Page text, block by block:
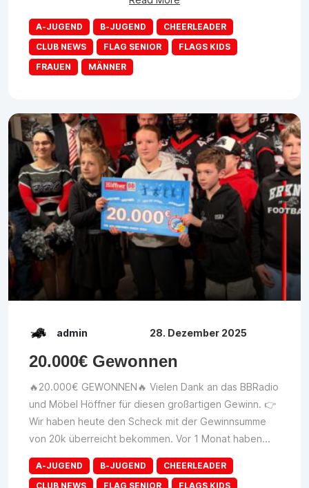
A-JUGEND B-JUGEND
CHEERLEADER
CLUB NEWS
FLAG SENIOR
FLAGS KIDS
FRAUEN
MÄNNER
admin 28. Dezember 2025
20.000€ Gewonnen
🔥20.000€ GEWONNEN🔥 Vielen Dank an das BBRadio
und Möbel Höffner für diesen großartigen Gewinn. 👉
Wir haben heute den Scheck mit der Gewinnsumme
von 20k überreicht bekommen. Vor 1 Monat haben...
A-JUGEND B-JUGEND
CHEERLEADER
CLUB NEWS
FLAG SENIOR FLAGS KIDS